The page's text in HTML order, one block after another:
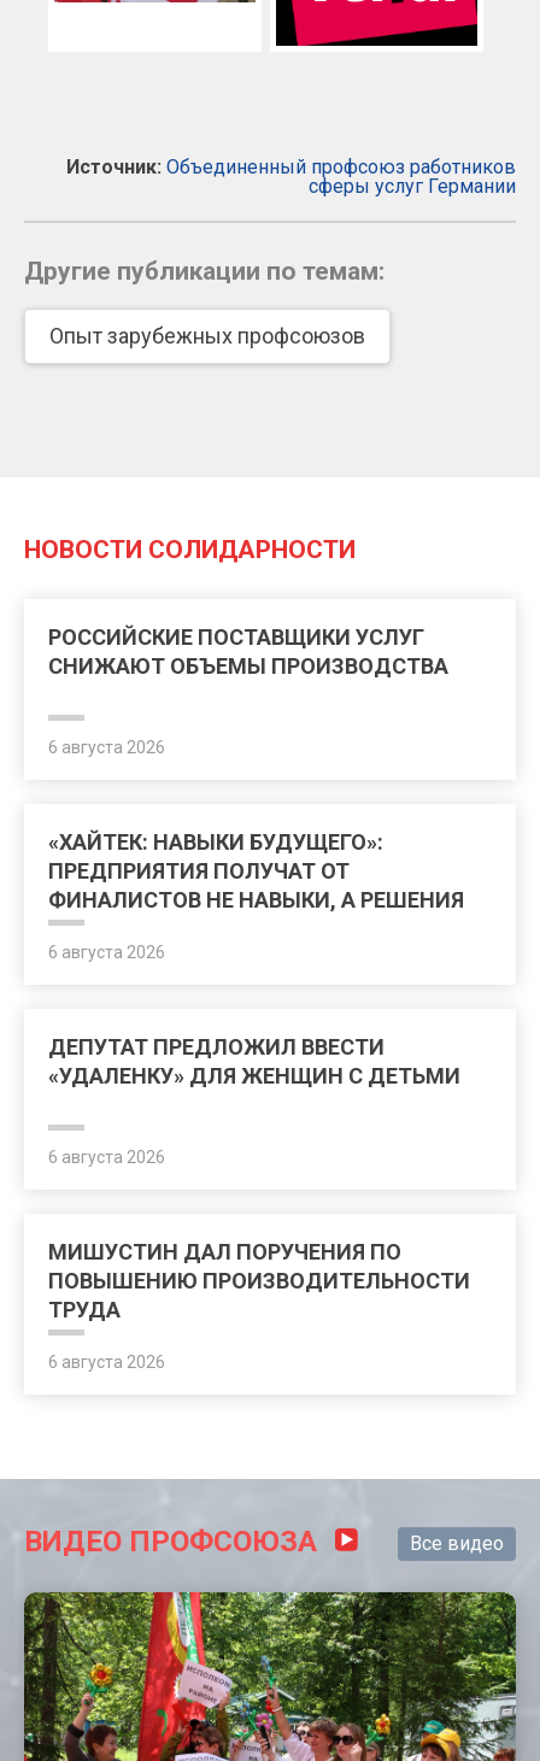
Источник: Объединенный профсоюз работников
сферы услуг Германии
Другие публикации по темам:
Опыт зарубежных профсоюзов
НОВОСТИ СОЛИДАРНОСТИ
РОССИЙСКИЕ ПОСТАВЩИКИ УСЛУГ
СНИЖАЮТ ОБЪЕМЫ ПРОИЗВОДСТВА
6 августа 2026
«ХАЙТЕК: НАВЫКИ БУДУЩЕГО»:
ПРЕДПРИЯТИЯ ПОЛУЧАТ ОТ
ФИНАЛИСТОВ НЕ НАВЫКИ, А РЕШЕНИЯ
ДЛЯ ВНЕДРЕНИЯ
6 августа 2026
ДЕПУТАТ ПРЕДЛОЖИЛ ВВЕСТИ
«УДАЛЕНКУ» ДЛЯ ЖЕНЩИН С ДЕТЬМИ
6 августа 2026
МИШУСТИН ДАЛ ПОРУЧЕНИЯ ПО
ПОВЫШЕНИЮ ПРОИЗВОДИТЕЛЬНОСТИ
ТРУДА
6 августа 2026
ВИДЕО ПРОФСОЮЗА Все видео